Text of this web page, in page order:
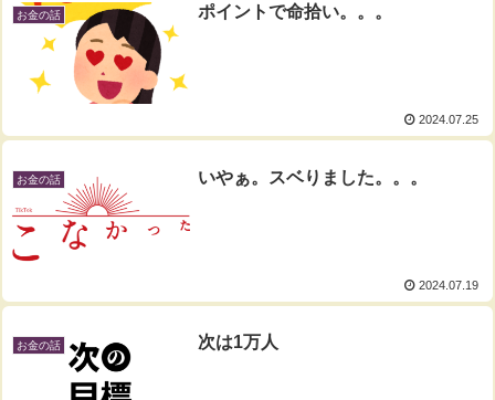
お金の話 ポイントで命拾い。。。
2024.07.25
お金の話 いやぁ。スベりました。。。
2024.07.19
お金の話 次は1万人